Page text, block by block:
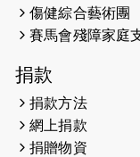
2024-12-31
傷健綜合藝術團
賽馬會殘障家庭
捐款
捐款方法
網上捐款
捐贈物資